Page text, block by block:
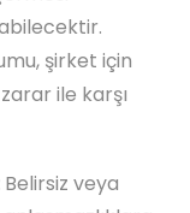
şirket için
ile karşı
Belirsiz veya